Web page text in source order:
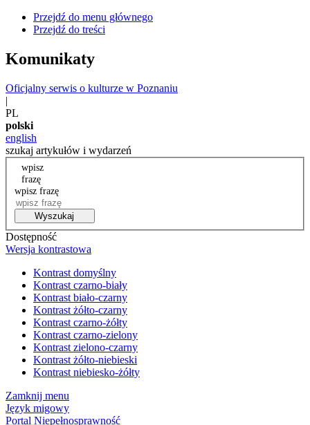
Przejdź do menu głównego
Przejdź do treści
Komunikaty
Oficjalny serwis o kulturze w Poznaniu
|
PL
polski
english
szukaj artykułów i wydarzeń
wpisz
frazę
wpisz frazę
Wyszukaj
Dostępność
Wersja kontrastowa
Kontrast domyślny
Kontrast czarno-biały
Kontrast biało-czarny
Kontrast żółto-czarny
Kontrast czarno-żółty
Kontrast czarno-zielony
Kontrast zielono-czarny
Kontrast żółto-niebieski
Kontrast niebiesko-żółty
Zamknij menu
Język migowy
Portal Niepełnosprawność